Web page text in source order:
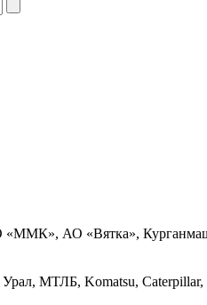
«ММК», АО «Вятка»,
МТЛБ, Komatsu, Caterpillar,